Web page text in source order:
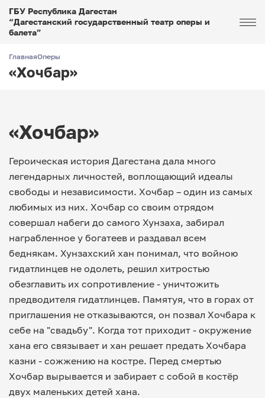
ГБУ Республика Дагестан
“Дагестанский государственный театр оперы и
балета”
ГлавнаяОперы
«Хочбар»
«Хочбар»
Героическая история Дагестана дала много
легендарных личностей, воплощающий идеалы
свободы и независимости. Хочбар – один из самых
любимых из них. Хочбар со своим отрядом
совершал набеги до самого Хунзаха, забирал
награбленное у богатеев и раздавал всем
беднякам. Хунзахский хан понимал, что войною
гидатлинцев не одолеть, решил хитростью
обезглавить их сопротивление - уничтожить
предводителя гидатлинцев. Памятуя, что в горах от
приглашения не отказываются, он позвал Хочбара к
себе на "свадьбу". Когда тот приходит - окружение
хана его связывает и хан решает предать Хочбара
казни - сожжению на костре. Перед смертью
Хочбар вырывается и забирает с собой в костёр
двух маленьких детей хана.